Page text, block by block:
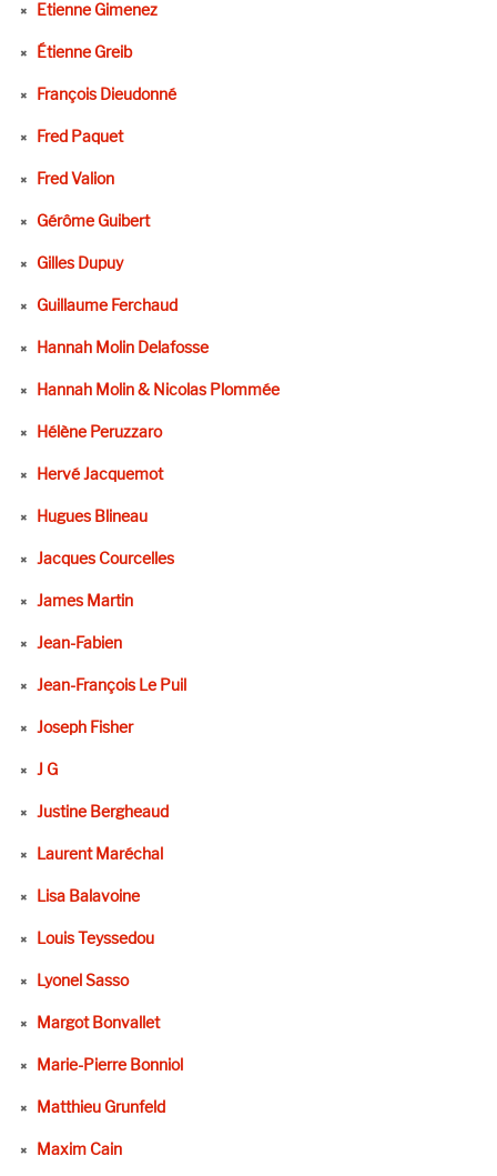
Etienne Gimenez
Étienne Greib
François Dieudonné
Fred Paquet
Fred Valion
Gérôme Guibert
Gilles Dupuy
Guillaume Ferchaud
Hannah Molin Delafosse
Hannah Molin & Nicolas Plommée
Hélène Peruzzaro
Hervé Jacquemot
Hugues Blineau
Jacques Courcelles
James Martin
Jean-Fabien
Jean-François Le Puil
Joseph Fisher
J G
Justine Bergheaud
Laurent Maréchal
Lisa Balavoine
Louis Teyssedou
Lyonel Sasso
Margot Bonvallet
Marie-Pierre Bonniol
Matthieu Grunfeld
Maxim Cain